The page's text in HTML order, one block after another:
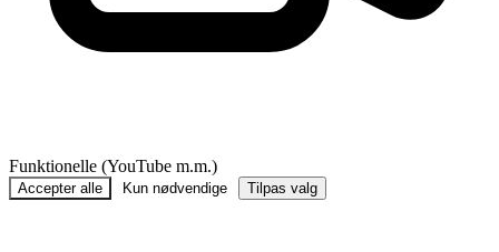
Funktionelle (YouTube m.m.)
Accepter alle Kun nødvendige Tilpas valg